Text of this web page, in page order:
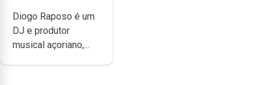
quão difícil é
produzir uma
música”
Diogo Raposo é um
DJ e produtor
musical açoriano,...